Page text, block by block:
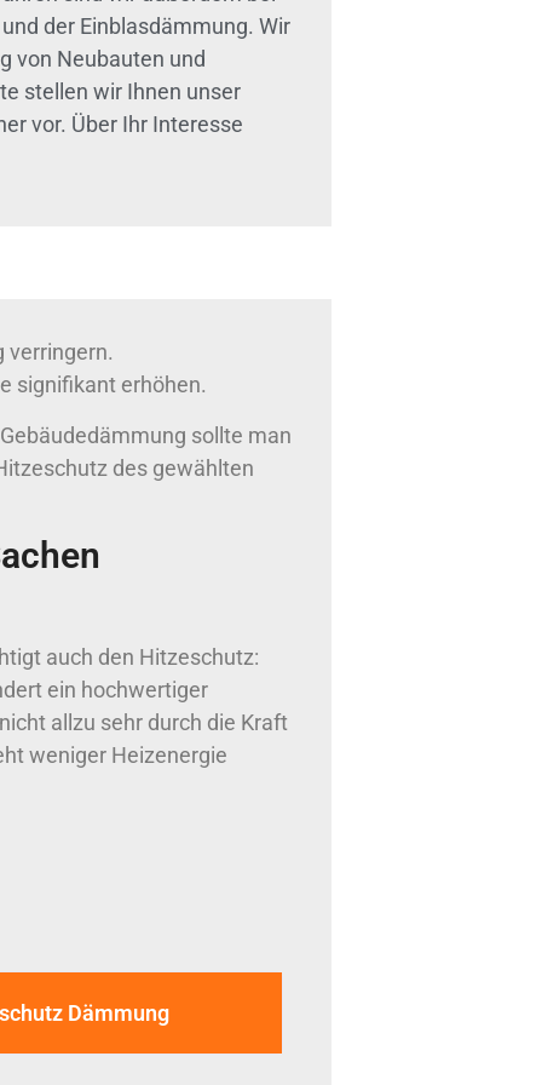
der Einblasdämmung. Wir
von Neubauten und
stellen wir Ihnen unser
vor. Über Ihr Interesse
verringern.
signifikant erhöhen.
sollte man
des gewählten
auch den Hitzeschutz:
ein hochwertiger
allzu sehr durch die Kraft
weniger Heizenergie
Dämmung